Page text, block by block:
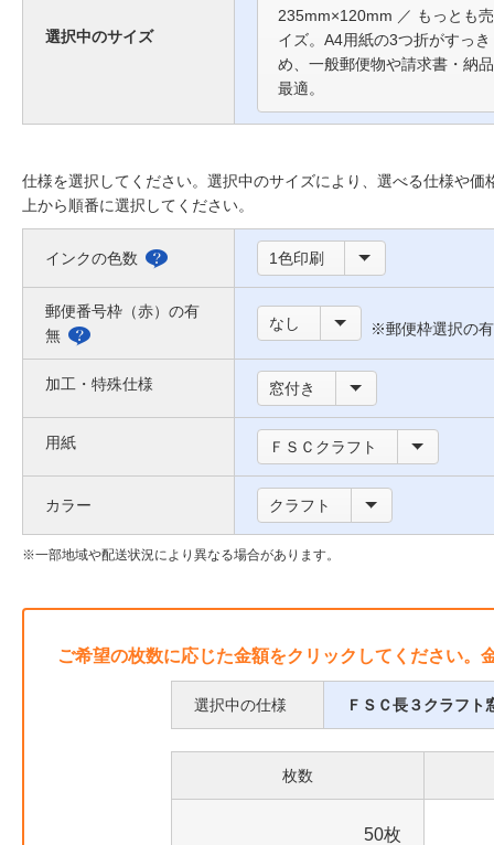
選択中のサイズ
235mm×120mm ／ もっとも
イズ。A4用紙の3つ折がすっ
め、一般郵便物や請求書・納
最適。
仕様を選択してください。選択中のサイズにより、選べる仕様や価
上から順番に選択してください。
インクの色数
べ
い
1色印刷
郵便番号枠（赤）の有
無
便
番
枠
つ
なし ※郵便枠選択の
加工・特殊仕様 窓付き
用紙 ＦＳＣクラフト
カラー クラフト
一部地域や配送状況により異なる場合があります。
ご希望の枚数に応じた金額をクリックしてください
選択中の仕様 ＦＳＣ長３クラフト
枚数
50枚